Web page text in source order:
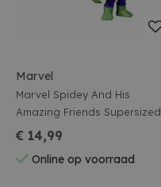
Marvel
Marvel Spidey And His
Amazing Friends Supersized
Actiefiguur Hulk 22cm
€ 14,99
Online op voorraad